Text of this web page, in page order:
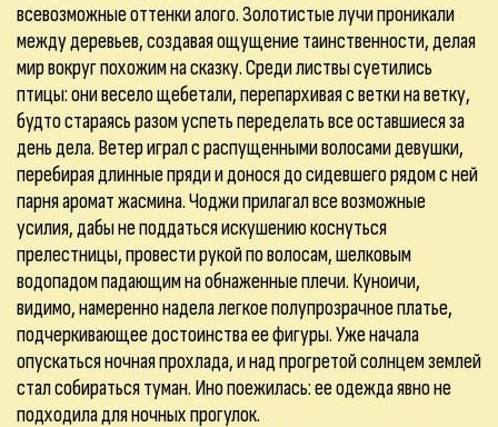
всевозможные оттенки алого. Золотистые лучи проникали
между деревьев, создавая ощущение таинственности, делая
мир вокруг похожим на сказку. Среди листвы суетились
птицы: они весело щебетали, перепархивая с ветки на ветку,
будто стараясь разом успеть переделать все оставшиеся за
день дела. Ветер играл с распущенными волосами девушки,
перебирая длинные пряди и донося до сидевшего рядом с ней
парня аромат жасмина. Чоджи прилагал все возможные
усилия, дабы не поддаться искушению коснуться
прелестницы, провести рукой по волосам, шелковым
водопадом падающим на обнаженные плечи. Куноичи,
видимо, намеренно надела легкое полупрозрачное платье,
подчеркивающее достоинства ее фигуры. Уже начала
опускаться ночная прохлада, и над прогретой солнцем землей
стал собираться туман. Ино поежилась: ее одежда явно не
подходила для ночных прогулок.